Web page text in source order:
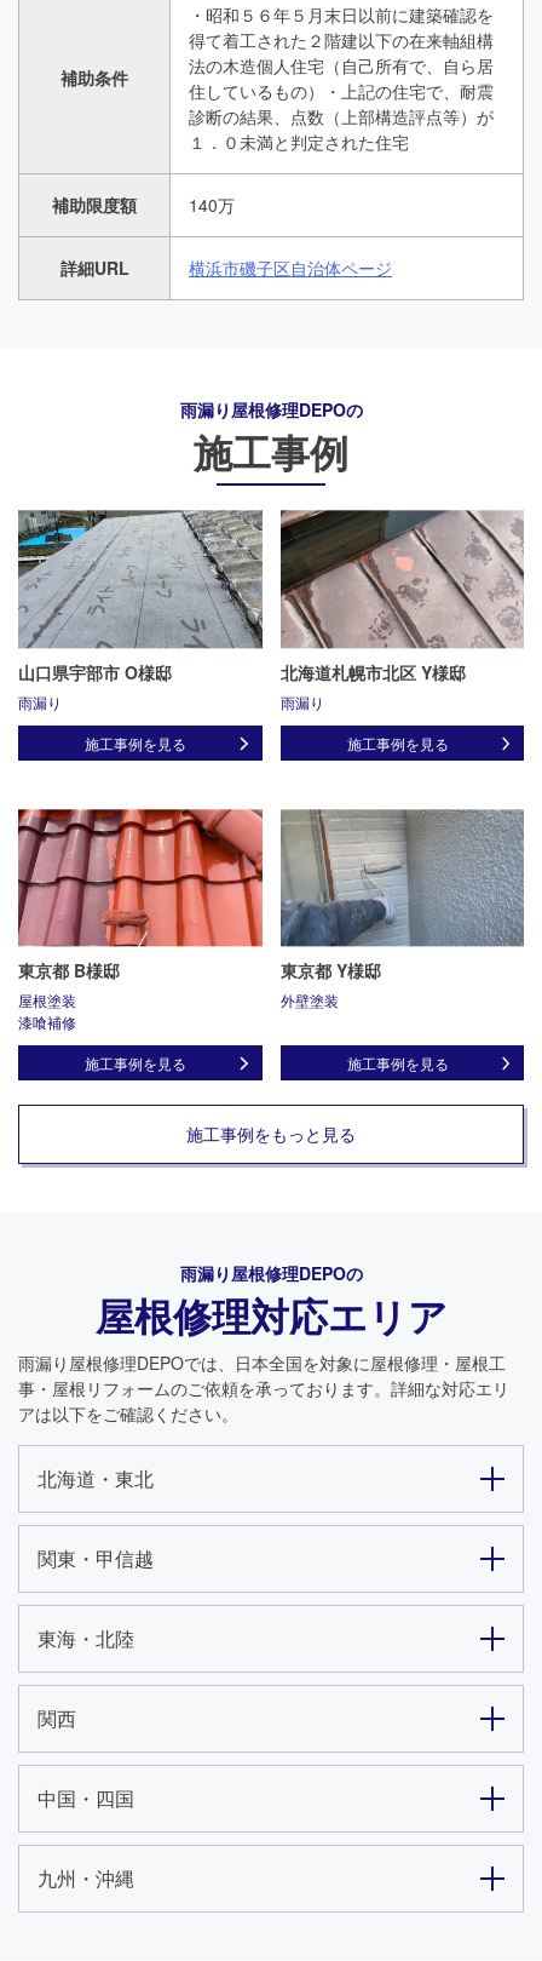
補助条件
・昭和５６年５月末日以前に建築確認を
得て着工された２階建以下の在来軸組構
法の木造個人住宅（自己所有で、自ら居
住しているもの）・上記の住宅で、耐震
診断の結果、点数（上部構造評点等）が
１．０未満と判定された住宅
補助限度額 140万
詳細URL 横浜市磯子区自治体ページ
雨漏り屋根修理DEPOの
施工事例
山口県宇部市 O様邸
雨漏り
施工事例を見る
北海道札幌市北区 Y様邸
雨漏り
施工事例を見る
東京都 B様邸
屋根塗装
漆喰補修
施工事例を見る
東京都 Y様邸
外壁塗装
施工事例を見る
施工事例をもっと見る
雨漏り屋根修理DEPOの
屋根修理対応エリア
雨漏り屋根修理DEPOでは、日本全国を対象に屋根修理・屋根工
事・屋根リフォームのご依頼を承っております。詳細な対応エリ
アは以下をご確認ください。
北海道・東北
関東・甲信越
東海・北陸
関西
中国・四国
九州・沖縄